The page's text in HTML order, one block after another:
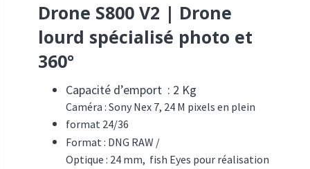
Drone S800 V2 | Drone
lourd spécialisé photo et
360°
Capacité d’emport : 2 Kg
Caméra : Sony Nex 7, 24 M pixels en plein
format 24/36
Format : DNG RAW /
Optique : 24 mm, fish Eyes pour réalisation